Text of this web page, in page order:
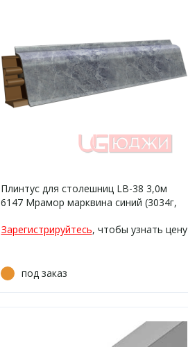
Плинтус для столешниц LB-38 3,0м
6147 Мрамор марквина синий (3034г,
Зарегистрируйтесь, чтобы узнать цену
под заказ